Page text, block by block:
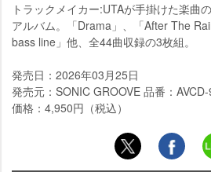
トラックメイカー:UTAが手掛けた楽曲
アルバム。「Drama」、「After The
bass line」他、全44曲収録の3枚組。
発売日：2026年03月25日
発売元：SONIC GROOVE 品番：
価格：4,950円（税込）